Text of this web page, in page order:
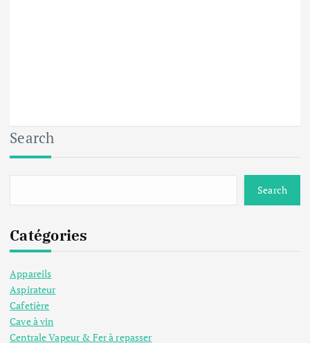
Search
Search
Catégories
Appareils
Aspirateur
Cafetière
Cave à vin
Centrale Vapeur & Fer à repasser